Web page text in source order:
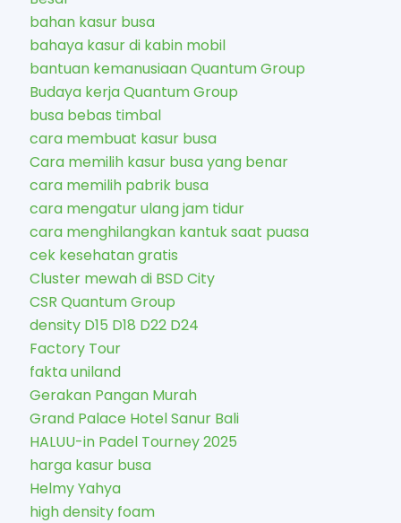
bahan kasur busa
bahaya kasur di kabin mobil
bantuan kemanusiaan Quantum Group
Budaya kerja Quantum Group
busa bebas timbal
cara membuat kasur busa
Cara memilih kasur busa yang benar
cara memilih pabrik busa
cara mengatur ulang jam tidur
cara menghilangkan kantuk saat puasa
cek kesehatan gratis
Cluster mewah di BSD City
CSR Quantum Group
density D15 D18 D22 D24
Factory Tour
fakta uniland
Gerakan Pangan Murah
Grand Palace Hotel Sanur Bali
HALUU-in Padel Tourney 2025
harga kasur busa
Helmy Yahya
high density foam